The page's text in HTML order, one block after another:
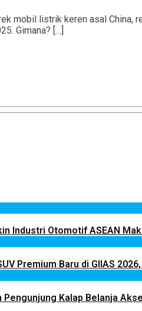
mobil listrik keren asal
Gimana? […]
Industri Otomotif ASEAN
Premium Baru di GIIAS
Pengunjung Kalap Belanja